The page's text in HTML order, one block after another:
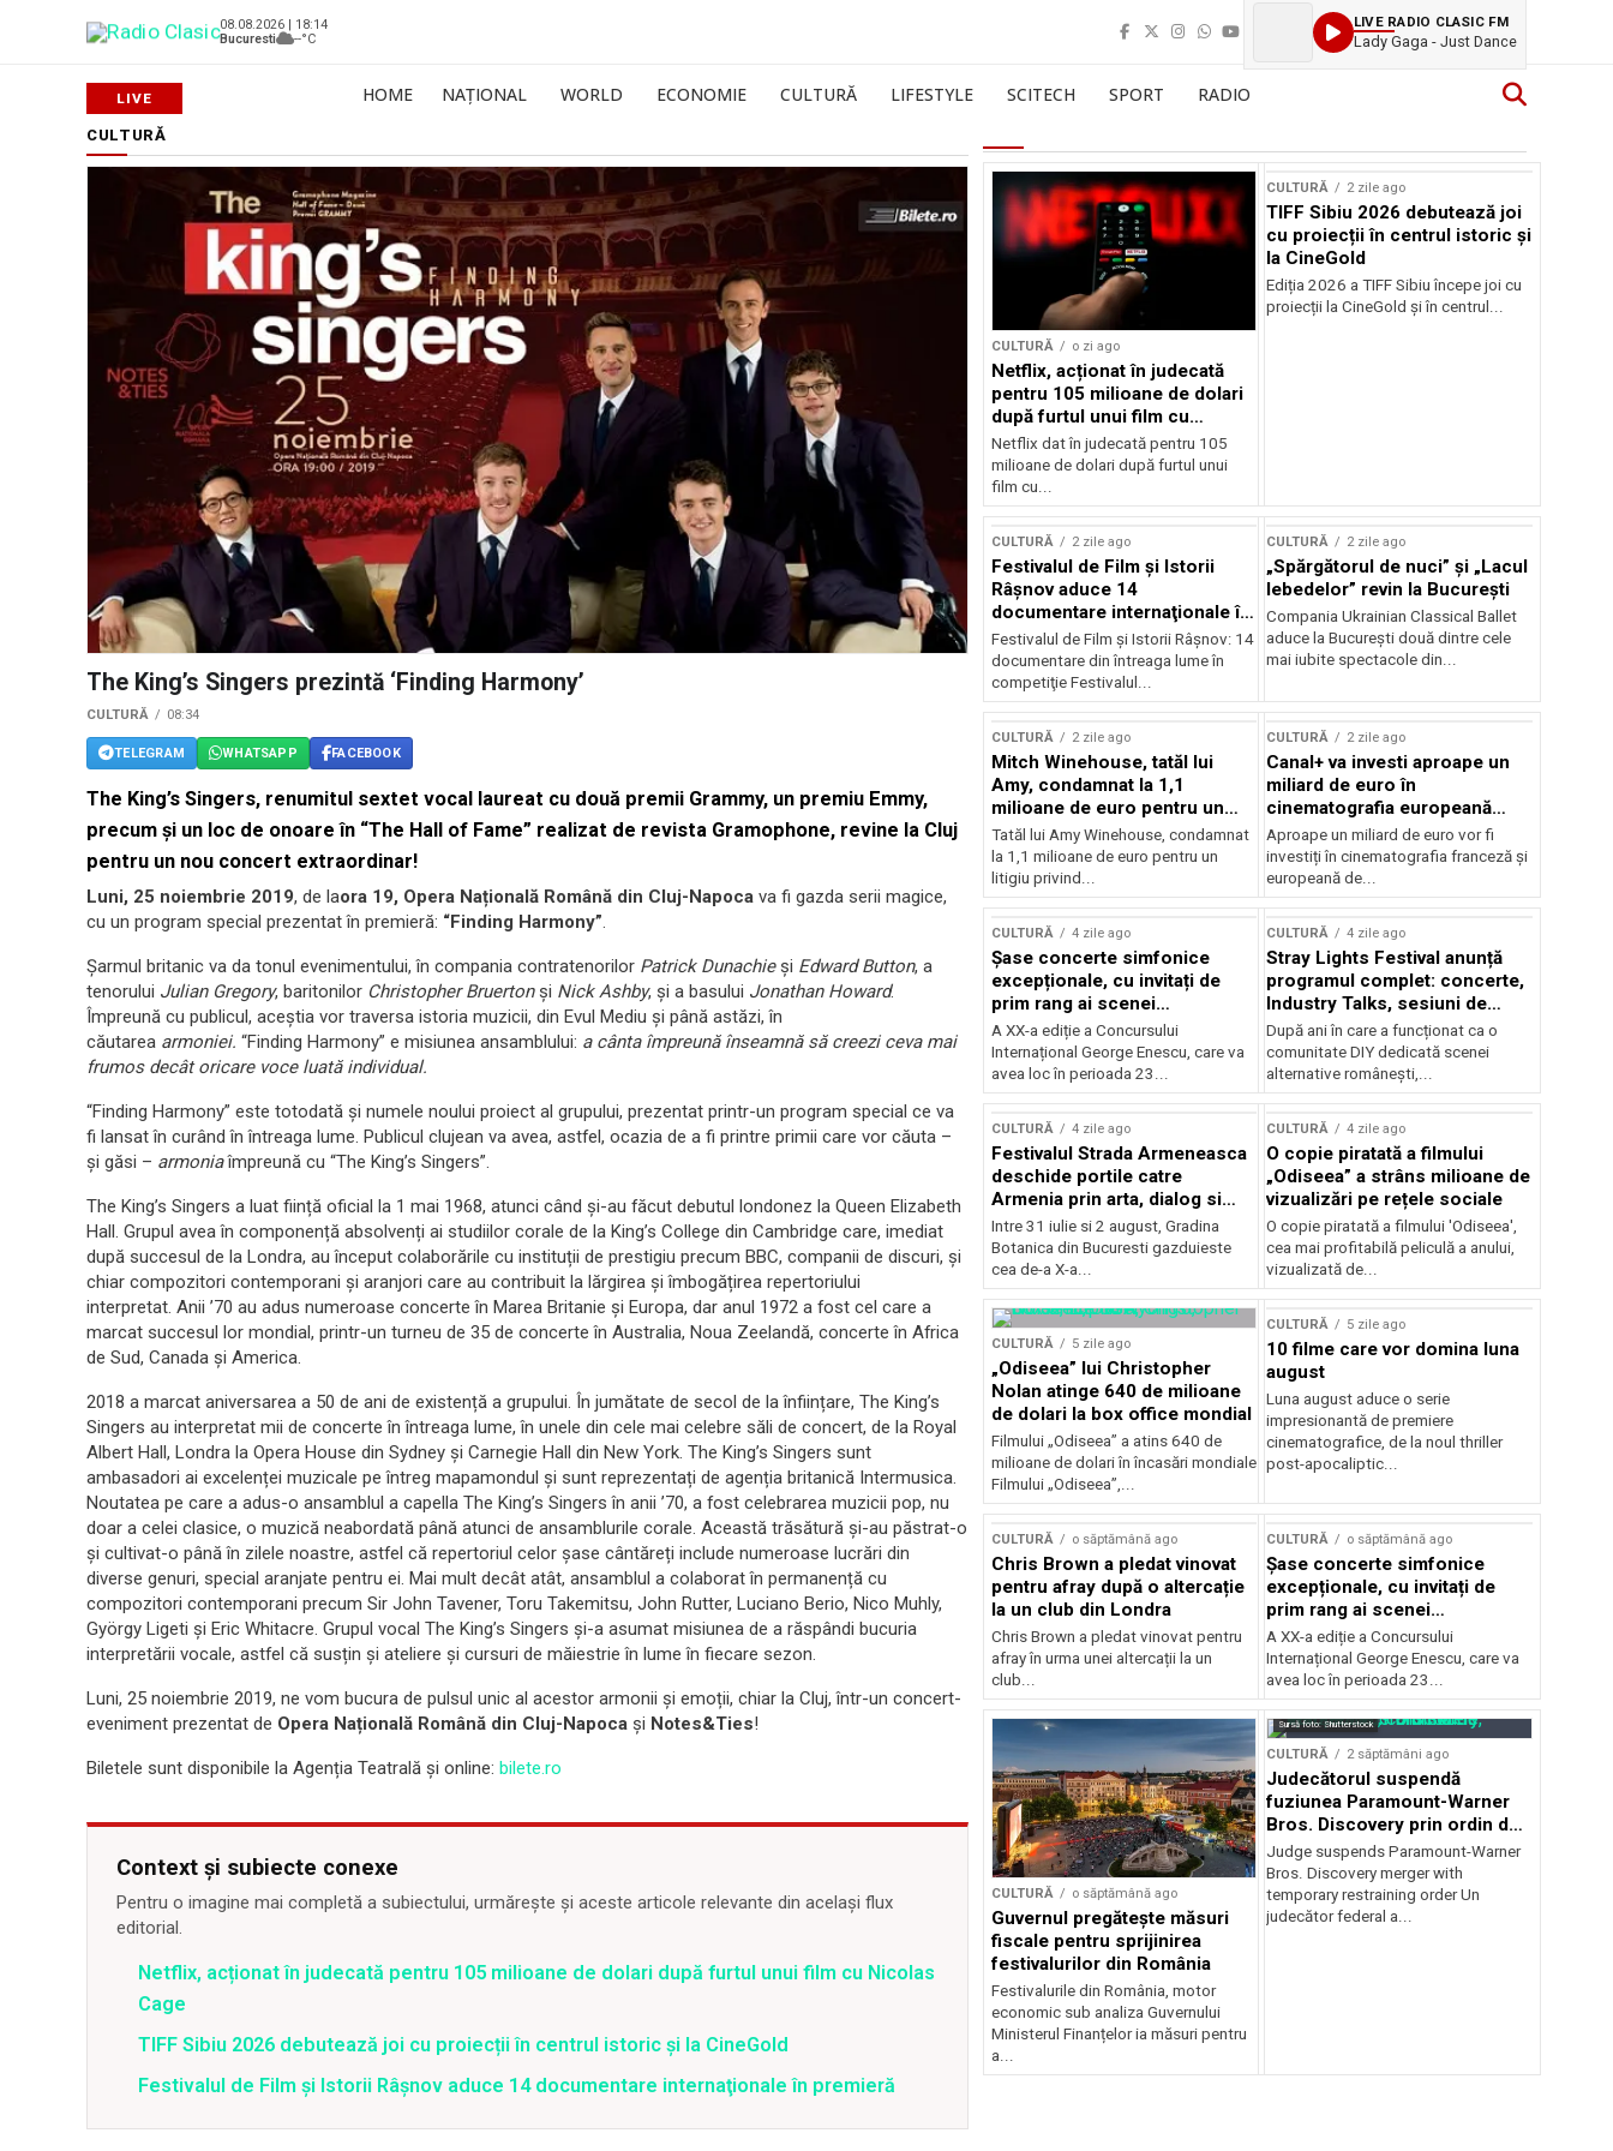
08.08.2026 | 18:14
Bucuresti
--°C
LIVE RADIO CLASIC FM
Lady Gaga - Just Dance
HOME NAȚIONAL WORLD ECONOMIE CULTURĂ LIFESTYLE SCITECH SPORT RADIO
CULTURĂ
The King’s Singers prezintă ‘Finding Harmony’
CULTURĂ 08:34
TELEGRAM WHATSAPP FACEBOOK
The King’s Singers, renumitul sextet vocal laureat cu două premii Grammy, un premiu Emmy,
precum și un loc de onoare în “The Hall of Fame” realizat de revista Gramophone, revine la Cluj
pentru un nou concert extraordinar!
Luni, 25 noiembrie 2019, de laora 19, Opera Națională Română din Cluj-Napoca va fi gazda serii magice,
cu un program special prezentat în premieră: “Finding Harmony”.
Șarmul britanic va da tonul evenimentului, în compania contratenorilor Patrick Dunachieși Edward Button, a
tenorului Julian Gregory, baritonilor Christopher Bruertonși Nick Ashby, și a basului Jonathan Howard.
Împreună cu publicul, aceștia vor traversa istoria muzicii, din Evul Mediu și până astăzi, în
căutarea armoniei. “Finding Harmony” e misiunea ansamblului: a cânta împreună înseamnă să creezi ceva mai
frumos decât oricare voce luată individual.
“Finding Harmony” este totodată și numele noului proiect al grupului, prezentat printr-un program special ce va
fi lansat în curând în întreaga lume. Publicul clujean va avea, astfel, ocazia de a fi printre primii care vor căuta –
și găsi – armoniaîmpreună cu “The King’s Singers”.
The King’s Singers a luat ființă oficial la 1 mai 1968, atunci când și-au făcut debutul londonez la Queen Elizabeth
Hall. Grupul avea în componență absolvenți ai studiilor corale de la King’s College din Cambridge care, imediat
după succesul de la Londra, au început colaborările cu instituții de prestigiu precum BBC, companii de discuri, și
chiar compozitori contemporani și aranjori care au contribuit la lărgirea și îmbogățirea repertoriului
interpretat. Anii ’70 au adus numeroase concerte în Marea Britanie și Europa, dar anul 1972 a fost cel care a
marcat succesul lor mondial, printr-un turneu de 35 de concerte în Australia, Noua Zeelandă, concerte în Africa
de Sud, Canada și America.
2018 a marcat aniversarea a 50 de ani de existență a grupului. În jumătate de secol de la înființare, The King’s
Singers au interpretat mii de concerte în întreaga lume, în unele din cele mai celebre săli de concert, de la Royal
Albert Hall, Londra la Opera House din Sydney și Carnegie Hall din New York. The King’s Singers sunt
ambasadori ai excelenței muzicale pe întreg mapamondul și sunt reprezentați de agenția britanică Intermusica.
Noutatea pe care a adus-o ansamblul a capella The King’s Singers în anii ’70, a fost celebrarea muzicii pop, nu
doar a celei clasice, o muzică neabordată până atunci de ansamblurile corale. Această trăsătură și-au păstrat-o
și cultivat-o până în zilele noastre, astfel că repertoriul celor șase cântăreți include numeroase lucrări din
diverse genuri, special aranjate pentru ei. Mai mult decât atât, ansamblul a colaborat în permanență cu
compozitori contemporani precum Sir John Tavener, Toru Takemitsu, John Rutter, Luciano Berio, Nico Muhly,
György Ligeti și Eric Whitacre. Grupul vocal The King’s Singers și-a asumat misiunea de a răspândi bucuria
interpretării vocale, astfel că susțin și ateliere și cursuri de măiestrie în lume în fiecare sezon.
Luni, 25 noiembrie 2019, ne vom bucura de pulsul unic al acestor armonii și emoții, chiar la Cluj, într-un concert-
eveniment prezentat de Opera Națională Română din Cluj-Napoca și Notes&Ties!
Biletele sunt disponibile la Agenția Teatrală și online: bilete.ro
Context și subiecte conexe
Pentru o imagine mai completă a subiectului, urmărește și aceste articole relevante din același flux
editorial.
Netflix, acționat în judecată pentru 105 milioane de dolari după furtul unui film cu Nicolas
Cage
TIFF Sibiu 2026 debutează joi cu proiecții în centrul istoric și la CineGold
Festivalul de Film şi Istorii Râşnov aduce 14 documentare internaţionale în premieră
CULTURĂ o zi ago
Netflix, acționat în judecată
pentru 105 milioane de dolari
după furtul unui film cu
Nicolas Cage
Netflix dat în judecată pentru 105
milioane de dolari după furtul unui
film cu...
CULTURĂ 2 zile ago
TIFF Sibiu 2026 debutează joi
cu proiecții în centrul istoric și
la CineGold
Ediția 2026 a TIFF Sibiu începe joi cu
proiecții la CineGold și în centrul...
CULTURĂ 2 zile ago
Festivalul de Film şi Istorii
Râşnov aduce 14
documentare internaţionale în
premieră
Festivalul de Film şi Istorii Râşnov: 14
documentare din întreaga lume în
competiţie Festivalul...
CULTURĂ 2 zile ago
„Spărgătorul de nuci” și „Lacul
lebedelor” revin la București
Compania Ukrainian Classical Ballet
aduce la București două dintre cele
mai iubite spectacole din...
CULTURĂ 2 zile ago
Mitch Winehouse, tatăl lui
Amy, condamnat la 1,1
milioane de euro pentru un
litigiu pierdut
Tatăl lui Amy Winehouse, condamnat
la 1,1 milioane de euro pentru un
litigiu privind...
CULTURĂ 2 zile ago
Canal+ va investi aproape un
miliard de euro în
cinematografia europeană
până în 2032
Aproape un miliard de euro vor fi
investiți în cinematografia franceză și
europeană de...
CULTURĂ 4 zile ago
Șase concerte simfonice
excepționale, cu invitați de
prim rang ai scenei
internaționale și ansambluri
orchestrale românești de
prestigiu, în programul
Concursului Enescu 2026
A XX-a ediție a Concursului
Internațional George Enescu, care va
avea loc în perioada 23...
CULTURĂ 4 zile ago
Stray Lights Festival anunță
programul complet: concerte,
Industry Talks, sesiuni de
audiție și noi opțiuni de
participare pentru public
După ani în care a funcționat ca o
comunitate DIY dedicată scenei
alternative românești,...
CULTURĂ 4 zile ago
Festivalul Strada Armeneasca
deschide portile catre
Armenia prin arta, dialog si
patrimoniu, intre 31 iulie si 2
august, la Gradina Botanica din
Bucuresti
Intre 31 iulie si 2 august, Gradina
Botanica din Bucuresti gazduieste
cea de-a X-a...
CULTURĂ 4 zile ago
O copie piratată a filmului
„Odiseea” a strâns milioane de
vizualizări pe rețele sociale
O copie piratată a filmului 'Odiseea',
cea mai profitabilă peliculă a anului,
vizualizată de...
CULTURĂ 5 zile ago
„Odiseea” lui Christopher
Nolan atinge 640 de milioane
de dolari la box office mondial
Filmului „Odiseea” a atins 640 de
milioane de dolari în încasări mondiale
Filmului „Odiseea”,...
CULTURĂ 5 zile ago
10 filme care vor domina luna
august
Luna august aduce o serie
impresionantă de premiere
cinematografice, de la noul thriller
post-apocaliptic...
CULTURĂ o săptămână ago
Chris Brown a pledat vinovat
pentru afray după o altercație
la un club din Londra
Chris Brown a pledat vinovat pentru
afray în urma unei altercații la un
club...
CULTURĂ o săptămână ago
Șase concerte simfonice
excepționale, cu invitați de
prim rang ai scenei
internaționale și ansambluri
orchestrale românești de
prestigiu, în programul
Concursului Enescu 2026
A XX-a ediție a Concursului
Internațional George Enescu, care va
avea loc în perioada 23...
CULTURĂ o săptămână ago
Guvernul pregătește măsuri
fiscale pentru sprijinirea
festivalurilor din România
Festivalurile din România, motor
economic sub analiza Guvernului
Ministerul Finanțelor ia măsuri pentru
a...
Sursă foto: Shutterstock
CULTURĂ 2 săptămâni ago
Judecătorul suspendă
fuziunea Paramount-Warner
Bros. Discovery prin ordin de
restricție temporară
Judge suspends Paramount-Warner
Bros. Discovery merger with
temporary restraining order Un
judecător federal a...